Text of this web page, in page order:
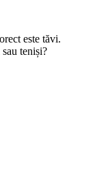
este tăvi.
teniși?